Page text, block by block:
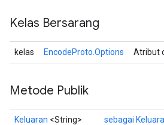
Kelas Bersarang
kelas EncodeProto.Options Atribut
Metode Publik
Keluaran <String> sebagai